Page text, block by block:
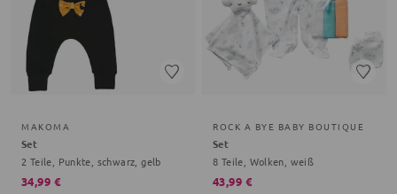
MAKOMA
Set
2 Teile, Punkte, schwarz, gelb
34,99 €
ROCK A BYE BABY BOUTIQUE
Set
8 Teile, Wolken, weiß
43,99 €